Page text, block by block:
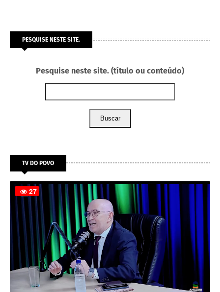
PESQUISE NESTE SITE.
Pesquise neste site. (título ou conteúdo)
Buscar
TV DO POVO